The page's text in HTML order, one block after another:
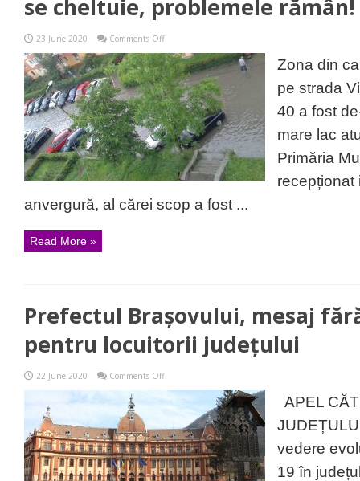
se cheltuie, problemele rămân!
23 June 2020 Comments Offon
o
”inginerie”
a
primarului
pesedist:
Banii
se
cheltuie,
problemele
rămân!
Zona din
pe strada
40 a fost
mare lac
Primăria
recepționat
anvergură, al cărei scop a fost ...
Read More »
Prefectul Brașovului, mesaj
pentru locuitorii județului
22 June 2020 Comments Offon
precedent
pentru
locuitorii
județului
APEL
vedere
19 în